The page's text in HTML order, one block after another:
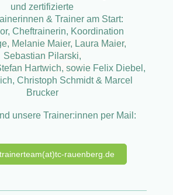
und zertifizierte
& Trainer am Start:
Cheftrainerin, Koordination
Melanie Maier, Laura Maier,
Sebastian Pilarski,
Hartwich, sowieFelix Diebel,
Christoph Schmidt & Marcel
Brucker
unsere Trainer:innen per Mail:
rauenberg.de